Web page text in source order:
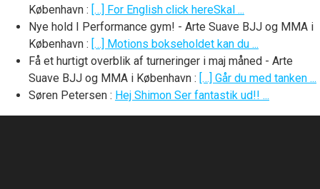
København : […] For English click hereSkal ...
Nye hold I Performance gym! - Arte Suave BJJ og MMA i
København : […] Motions bokseholdet kan du ...
Få et hurtigt overblik af turneringer i maj måned - Arte
Suave BJJ og MMA i København : […] Går du med tanken ...
Søren Petersen : Hej Shimon Ser fantastik ud!! ...